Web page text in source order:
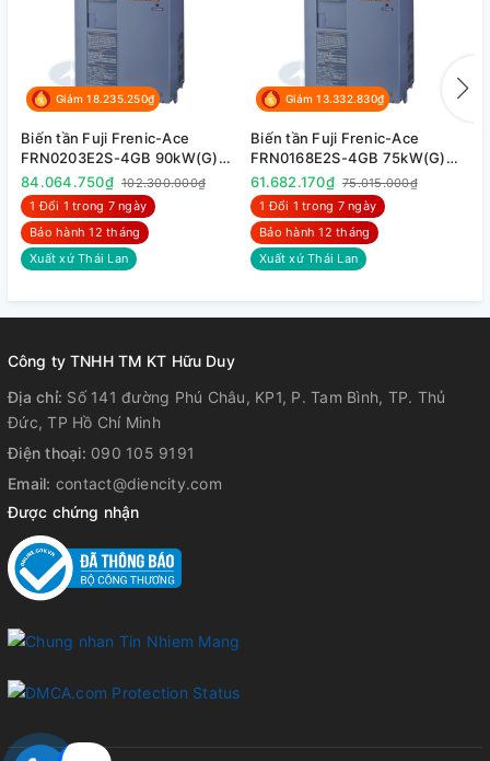
Giảm 18.235.250₫
Biến tần Fuji Frenic-Ace
FRN0203E2S-4GB 90kW(G)
110kW(P) 3P 380V
84.064.750₫ 102.300.000₫
1 Đổi 1 trong 7 ngày
Bảo hành 12 tháng
Xuất xứ Thái Lan
Giảm 13.332.830₫
Biến tần Fuji Frenic-Ace
FRN0168E2S-4GB 75kW(G)
90kW(P) 3P 380V
61.682.170₫ 75.015.000₫
1 Đổi 1 trong 7 ngày
Bảo hành 12 tháng
Xuất xứ Thái Lan
Công ty TNHH TM KT Hữu Duy
Địa chỉ: Số 141 đường Phú Châu, KP1, P. Tam Bình, TP. Thủ
Đức, TP Hồ Chí Minh
Điện thoại: 090 105 9191
Email: contact@diencity.com
Được chứng nhận